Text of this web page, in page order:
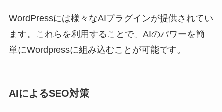
WordPressには様々なAIプラグインが提供されてい
ます。これらを利用することで、AIのパワーを簡
単にWordpressに組み込むことが可能です。
AIによるSEO対策